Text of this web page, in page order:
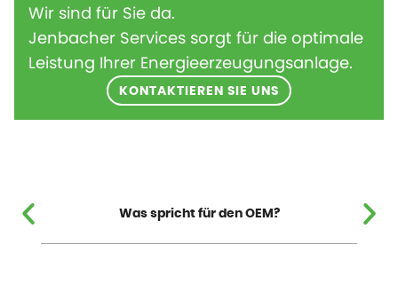
Wir sind für Sie da.
Jenbacher Services sorgt für die optimale
Leistung Ihrer Energieerzeugungsanlage.
KONTAKTIEREN SIE UNS
Was spricht für den OEM?